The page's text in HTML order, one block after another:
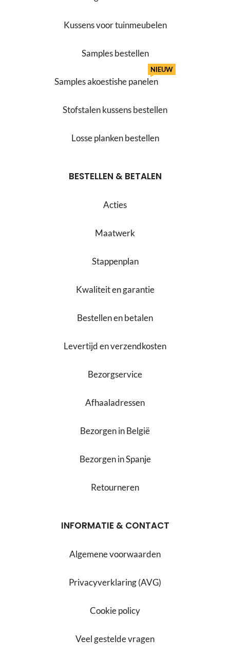
Kussens voor tuinmeubelen
Samples bestellen
Samples akoestishe panelen
NIEUW
Stofstalen kussens bestellen
Losse planken bestellen
BESTELLEN & BETALEN
Acties
Maatwerk
Stappenplan
Kwaliteit en garantie
Bestellen en betalen
Levertijd en verzendkosten
Bezorgservice
Afhaaladressen
Bezorgen in België
Bezorgen in Spanje
Retourneren
INFORMATIE & CONTACT
Algemene voorwaarden
Privacyverklaring (AVG)
Cookie policy
Veel gestelde vragen